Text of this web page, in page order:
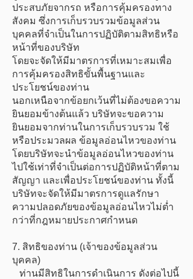
ประสบภัยจากรถ หรือการคุ้มครองทาง
สังคม ซึ่งการเก็บรวบรวมข้อมูลส่วน
บุคคลที่จำเป็นในการปฏิบัติตามสิทธิหรือ
หน้าที่ของบริษัท
โดยจะจัดให้มีมาตรการที่เหมาะสมเพื่อ
การคุ้มครองสิทธิขั้นพื้นฐานและ
ประโยชน์ของท่าน
นอกเหนือจากข้อยกเว้นที่ไม่ต้องขอความ
ยินยอมข้างต้นแล้ว บริษัทจะขอความ
ยินยอมจากท่านในการเก็บรวบรวม ใช้
หรือประมวลผล ข้อมูลอ่อนไหวของท่าน
โดยบริษัทจะนำข้อมูลอ่อนไหวของท่าน
ไปใช้เท่าที่จำเป็นต่อการปฏิบัติหน้าที่ตาม
สัญญา และเพื่อประโยชน์ของท่าน ทั้งนี้
บริษัทจะจัดให้มีมาตรการดูแลรักษา
ความปลอดภัยของข้อมูลอ่อนไหวไม่ต่ำ
กว่าที่กฎหมายประกาศกำหนด
7. สิทธิของท่าน (เจ้าของข้อมูลส่วน
บุคคล)
ท่านมีสิทธิในการดำเนินการ ดังต่อไปนี้